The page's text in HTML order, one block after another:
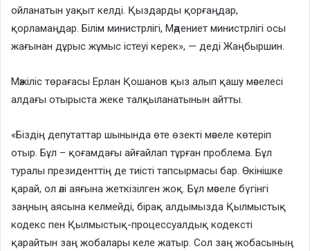
ойланатын уақыт келді. Қыздарды қорғаңдар,
қорламаңдар. Білім министрлігі, Мәдениет министрлігі осы
жағынан дұрыс жұмыс істеуі керек», — деді Жаңбыршин.
Мәжіліс төрағасы Ерлан Қошанов қыз алып қашу мәселесі
алдағы отырыста жеке талқыланатынын айтты.
«Біздің депутаттар шынында өте өзекті мәселе көтеріп
отыр. Бұл – қоғамдағы айғайлап тұрған проблема. Бұл
туралы президенттің де тиісті тапсырмасы бар. Өкінішке
қарай, ол әлі аяғына жеткізілген жоқ. Бұл мәселе бүгінгі
заңның аясына келмейді, бірақ алдымызда Қылмыстық
кодекс пен Қылмыстық-процессуалдық кодексті
қарайтын заң жобалары келе жатыр. Сол заң жобасының